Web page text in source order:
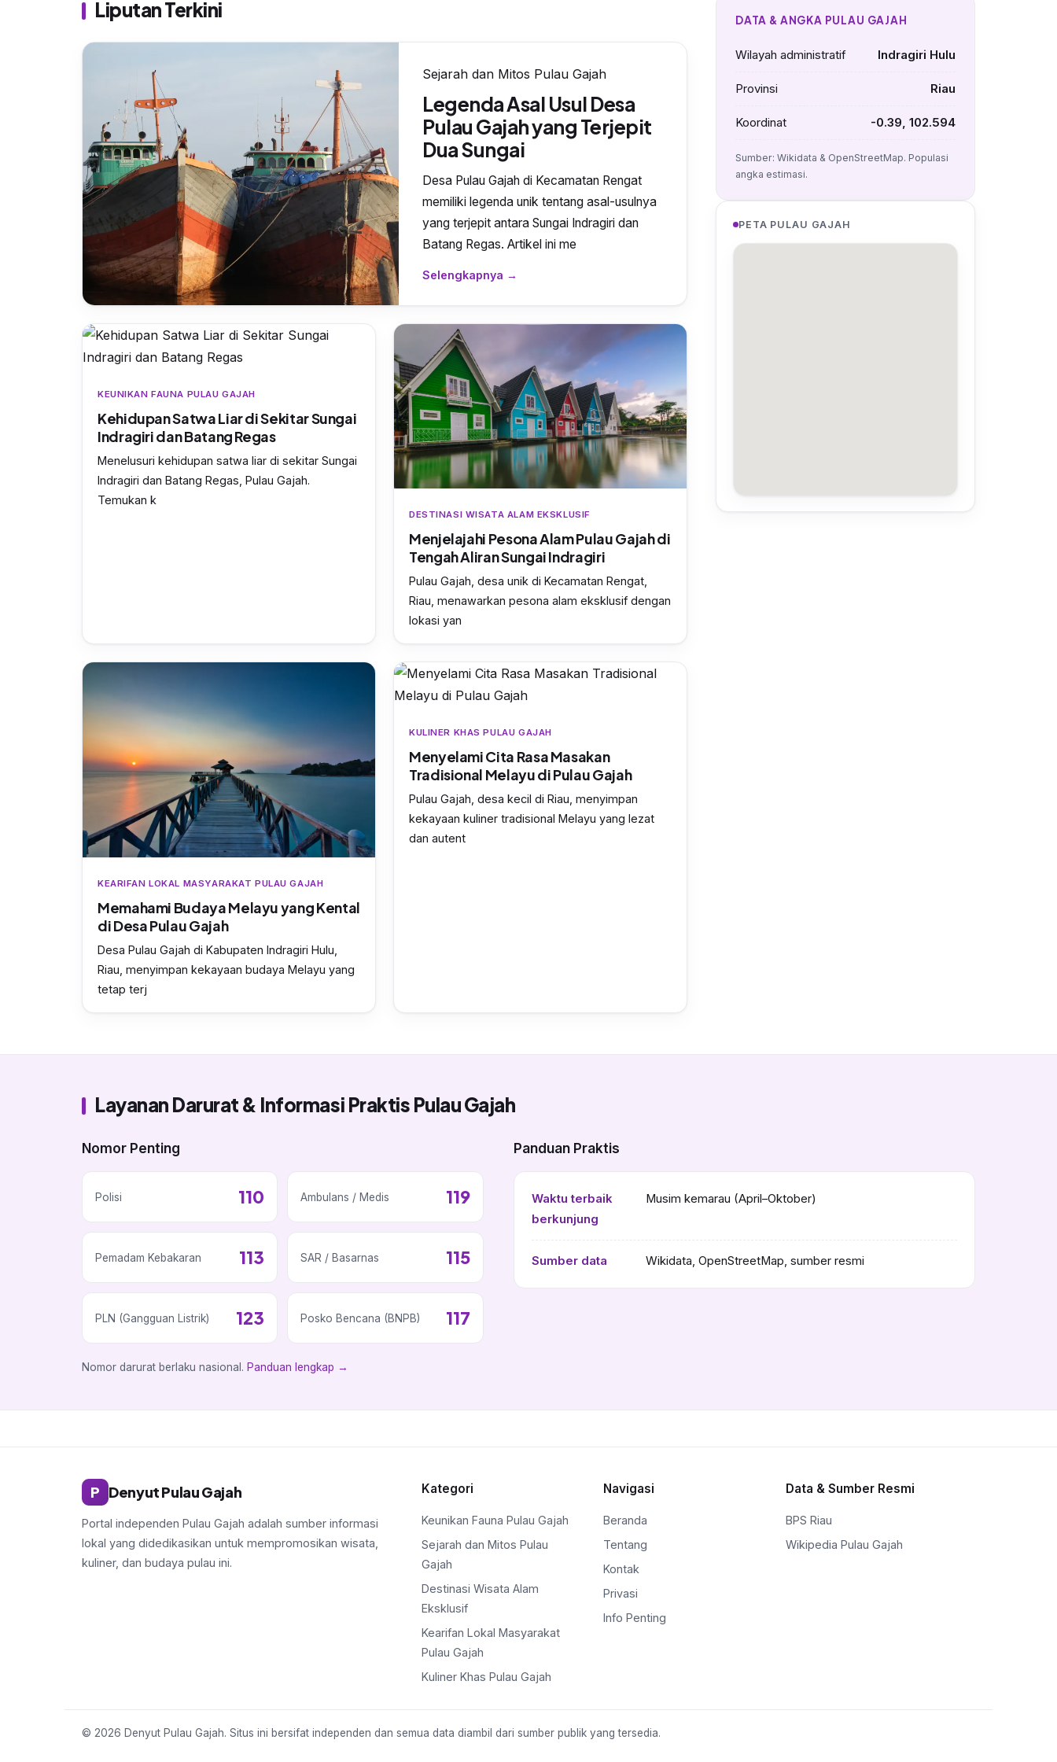
Liputan Terkini
Sejarah dan Mitos Pulau Gajah
Legenda Asal Usul Desa
Pulau Gajah yang Terjepit
Dua Sungai
Desa Pulau Gajah di Kecamatan Rengat
memiliki legenda unik tentang asal-usulnya
yang terjepit antara Sungai Indragiri dan
Batang Regas. Artikel ini me
Selengkapnya →
KEUNIKAN FAUNA PULAU GAJAH
Kehidupan Satwa Liar di Sekitar Sungai
Indragiri dan Batang Regas
Menelusuri kehidupan satwa liar di sekitar Sungai
Indragiri dan Batang Regas, Pulau Gajah.
Temukan k
DESTINASI WISATA ALAM EKSKLUSIF
Menjelajahi Pesona Alam Pulau Gajah di
Tengah Aliran Sungai Indragiri
Pulau Gajah, desa unik di Kecamatan Rengat,
Riau, menawarkan pesona alam eksklusif dengan
lokasi yan
KEARIFAN LOKAL MASYARAKAT PULAU GAJAH
Memahami Budaya Melayu yang Kental
di Desa Pulau Gajah
Desa Pulau Gajah di Kabupaten Indragiri Hulu,
Riau, menyimpan kekayaan budaya Melayu yang
tetap terj
KULINER KHAS PULAU GAJAH
Menyelami Cita Rasa Masakan
Tradisional Melayu di Pulau Gajah
Pulau Gajah, desa kecil di Riau, menyimpan
kekayaan kuliner tradisional Melayu yang lezat
dan autent
DATA & ANGKA PULAU GAJAH
Wilayah administratif Indragiri Hulu
Provinsi Riau
Koordinat -0.39, 102.594
Sumber: Wikidata & OpenStreetMap. Populasi
angka estimasi.
PETA PULAU GAJAH
Layanan Darurat & Informasi Praktis Pulau Gajah
Nomor Penting
Polisi 110 Ambulans / Medis 119
Pemadam Kebakaran 113 SAR / Basarnas 115
PLN (Gangguan Listrik) 123 Posko Bencana (BNPB) 117
Panduan Praktis
Waktu terbaik
berkunjung
Musim kemarau (April–Oktober)
Sumber data Wikidata, OpenStreetMap, sumber resmi
Nomor darurat berlaku nasional. Panduan lengkap →
P Denyut Pulau Gajah
Portal independen Pulau Gajah adalah sumber informasi
lokal yang didedikasikan untuk mempromosikan wisata,
kuliner, dan budaya pulau ini.
Kategori
Keunikan Fauna Pulau Gajah
Sejarah dan Mitos Pulau
Gajah
Destinasi Wisata Alam
Eksklusif
Kearifan Lokal Masyarakat
Pulau Gajah
Kuliner Khas Pulau Gajah
Navigasi
Beranda
Tentang
Kontak
Privasi
Info Penting
Data & Sumber Resmi
BPS Riau
Wikipedia Pulau Gajah
© 2026 Denyut Pulau Gajah. Situs ini bersifat independen dan semua data diambil dari sumber publik yang tersedia.